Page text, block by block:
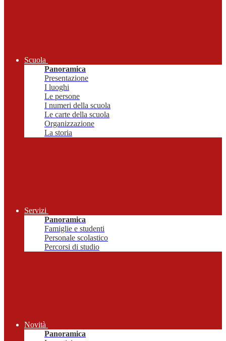
Scuola
Panoramica
Presentazione
I luoghi
Le persone
I numeri della scuola
Le carte della scuola
Organizzazione
La storia
Servizi
Panoramica
Famiglie e studenti
Personale scolastico
Percorsi di studio
Novità
Panoramica